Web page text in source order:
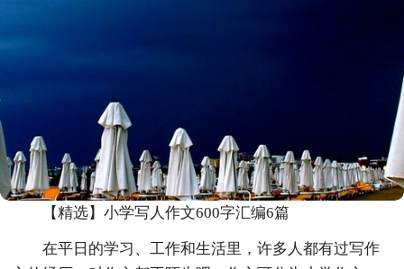
【精选】小学写人作文600字汇编6篇
在平日的学习、工作和生活里，许多人都有过写作